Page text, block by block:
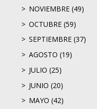
NOVIEMBRE (49)
OCTUBRE (59)
SEPTIEMBRE (37)
AGOSTO (19)
JULIO (25)
JUNIO (20)
MAYO (42)